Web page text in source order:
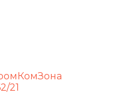
21